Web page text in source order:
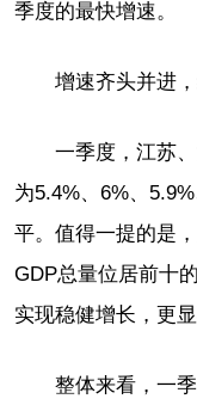
季度的最快增速。
增速齐头并进
一季度，江苏
为5.4%、6%、
平。值得一提的是
GDP总量位居前十
实现稳健增长，更显
整体来看，一